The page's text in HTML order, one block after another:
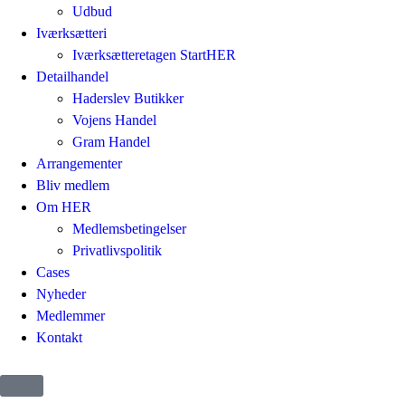
Udbud
Iværksætteri
Iværksætteretagen StartHER
Detailhandel
Haderslev Butikker
Vojens Handel
Gram Handel
Arrangementer
Bliv medlem
Om HER
Medlemsbetingelser
Privatlivspolitik
Cases
Nyheder
Medlemmer
Kontakt